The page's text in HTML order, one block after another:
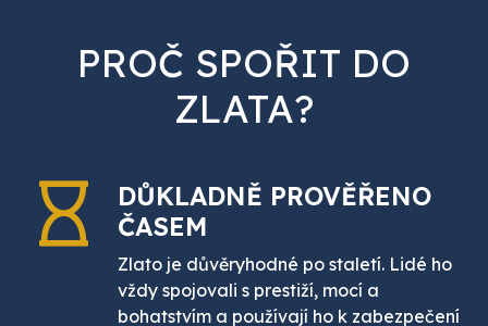
PROČ SPOŘIT DO
ZLATA?
DŮKLADNĚ PROVĚŘENO
ČASEM
Zlato je důvěryhodné po staletí. Lidé ho
vždy spojovali s prestiží, mocí a
bohatstvím a používají ho k zabezpečení